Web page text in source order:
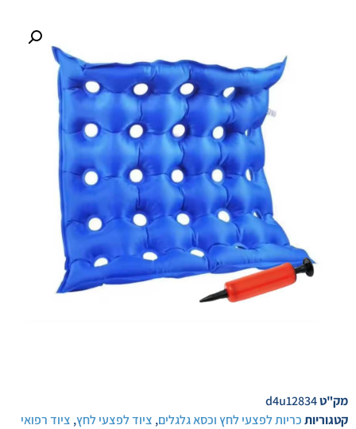
מק"טd4u12834
קטגוריותכריות לפצעי לחץ וכסא גלגלים, ציוד לפצעי לחץ, ציוד רפואי